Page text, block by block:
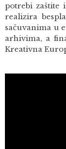
potrebi zaštite
realizira
sačuvanima u
arhivima, a
Kreativna